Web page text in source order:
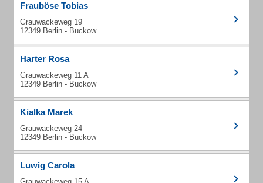
Frauböse Tobias
Grauwackeweg 19
12349 Berlin - Buckow
Harter Rosa
Grauwackeweg 11 A
12349 Berlin - Buckow
Kialka Marek
Grauwackeweg 24
12349 Berlin - Buckow
Luwig Carola